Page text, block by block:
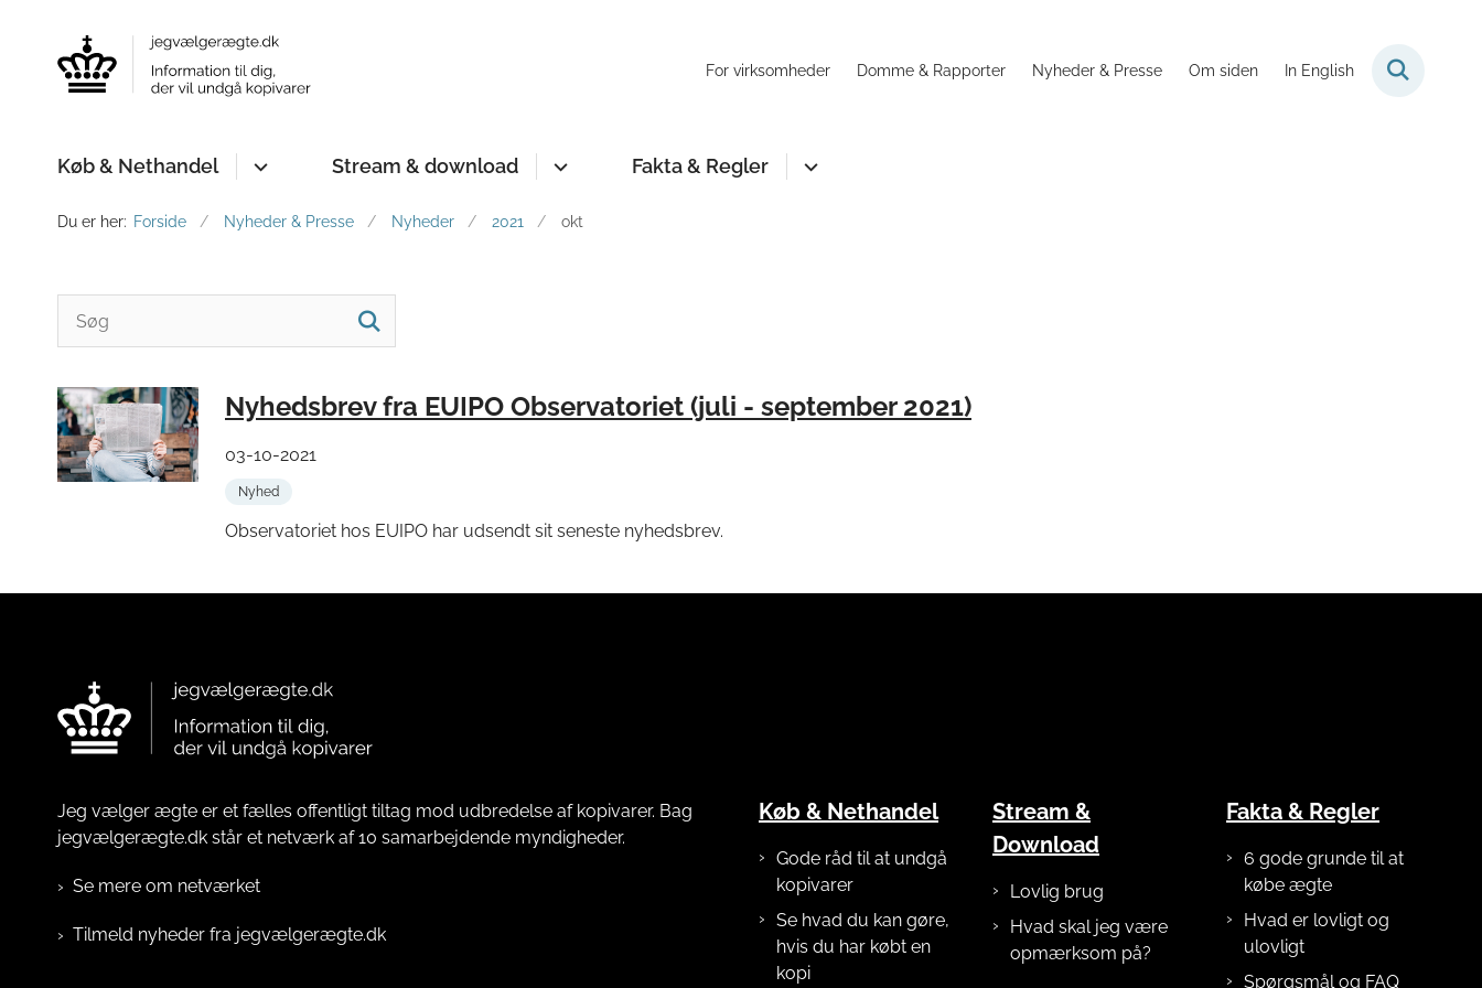
For virksomheder Domme & Rapporter Nyheder & Presse Om siden In English
Køb & Nethandel Stream & download Fakta & Regler
Du er her: Forside Nyheder & Presse Nyheder 2021 okt
Nyhedsbrev fra EUIPO Observatoriet (juli - september 2021)
03-10-2021
Nyhed
Observatoriet hos EUIPO har udsendt sit seneste nyhedsbrev.
Jeg vælger ægte er et fælles offentligt tiltag mod udbredelse af kopivarer. Bag
jegvælgerægte.dk står et netværk af 10 samarbejdende myndigheder.
Se mere om netværket
Tilmeld nyheder fra jegvælgerægte.dk
Køb & Nethandel
Gode råd til at undgå
kopivarer
Se hvad du kan gøre,
hvis du har købt en
kopi
Stream &
Download
Lovlig brug
Hvad skal jeg være
opmærksom på?
Fakta & Regler
6 gode grunde til at
købe ægte
Hvad er lovligt og
ulovligt
Spørgsmål og FAQ